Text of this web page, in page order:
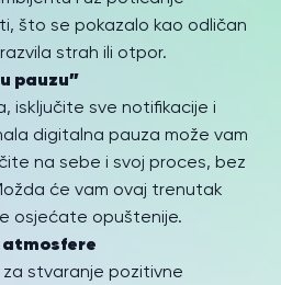
što se pokazalo kao odličan
strah ili otpor.
pauzu”
isključite sve notifikacije i
digitalna pauza može vam
na sebe i svoj proces, bez
će vam ovaj trenutak
osjećate opuštenije.
stvaranje pozitivne